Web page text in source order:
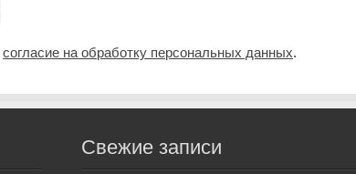
согласие на обработку персональных данных.
Свежие записи